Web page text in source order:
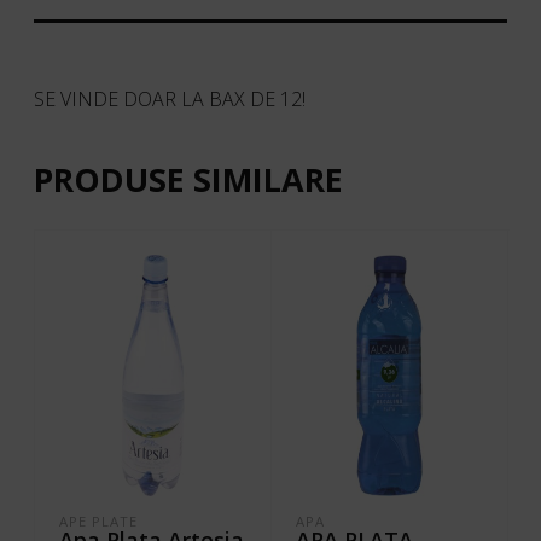
SE VINDE DOAR LA BAX DE 12!
PRODUSE SIMILARE
APE PLATE APA